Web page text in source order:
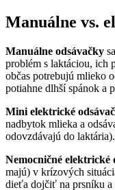
Manuálne vs.
Manuálne odsávačky
problém s laktáciou, ich
občas potrebujú mlieko
potiahne dlhší spánok a
Mini elektrické
nadbytok mlieka a
odovzdávajú do laktária).
Nemocničné elektrické
majú) v krízových
dieťa dojčiť na prsníku a